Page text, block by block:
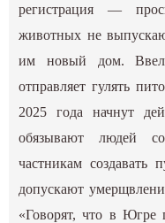
регистрация —
животных не
им новый дом.
отправляет гулять
2025 года начнут
обязывают людей
частникам создавать
допускают
«Говорят, что в Югре